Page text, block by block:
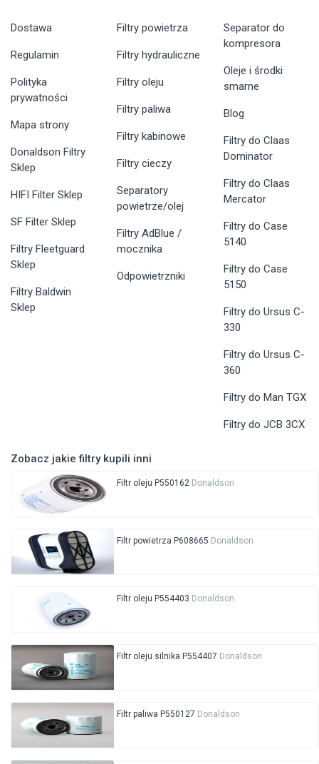
Dostawa
Regulamin
Polityka
prywatności
Mapa strony
Donaldson Filtry
Sklep
HIFI Filter Sklep
SF Filter Sklep
Filtry Fleetguard
Sklep
Filtry Baldwin
Sklep
Filtry powietrza
Filtry hydrauliczne
Filtry oleju
Filtry paliwa
Filtry kabinowe
Filtry cieczy
Separatory
powietrze/olej
Filtry AdBlue /
mocznika
Odpowietrzniki
Separator do
kompresora
Oleje i środki
smarne
Blog
Filtry do Claas
Dominator
Filtry do Claas
Mercator
Filtry do Case
5140
Filtry do Case
5150
Filtry do Ursus C-
330
Filtry do Ursus C-
360
Filtry do Man TGX
Filtry do JCB 3CX
Zobacz jakie filtry kupili inni
Filtr oleju P550162 Donaldson
Filtr powietrza P608665 Donaldson
Filtr oleju P554403 Donaldson
Filtr oleju silnika P554407 Donaldson
Filtr paliwa P550127 Donaldson